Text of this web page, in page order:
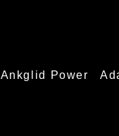
Ankglid Power